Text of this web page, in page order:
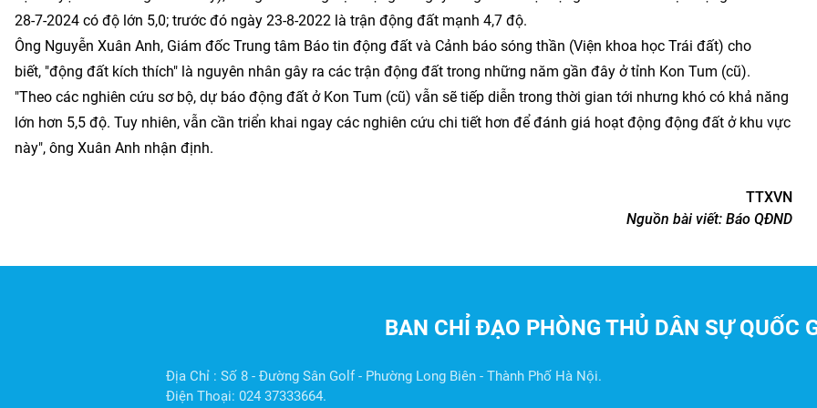
28-7-2024 có độ lớn 5,0; trước đó ngày 23-8-2022 là trận động đất mạnh 4,7 độ.
Ông Nguyễn Xuân Anh, Giám đốc Trung tâm Báo tin động đất và Cảnh báo sóng thần (Viện khoa học Trái đất) cho
biết, "động đất kích thích" là nguyên nhân gây ra các trận động đất trong những năm gần đây ở tỉnh Kon Tum (cũ).
"Theo các nghiên cứu sơ bộ, dự báo động đất ở Kon Tum (cũ) vẫn sẽ tiếp diễn trong thời gian tới nhưng khó có khả năng
lớn hơn 5,5 độ. Tuy nhiên, vẫn cần triển khai ngay các nghiên cứu chi tiết hơn để đánh giá hoạt động động đất ở khu vực
này", ông Xuân Anh nhận định.
TTXVN
Nguồn bài viết: Báo QĐND
BAN CHỈ ĐẠO PHÒNG THỦ DÂN SỰ QUỐC
Địa Chỉ : Số 8 - Đường Sân Golf - Phường Long Biên - Thành Phố Hà Nội.
Điện Thoại: 024 37333664.